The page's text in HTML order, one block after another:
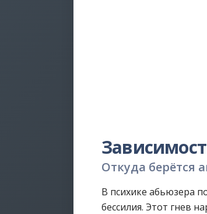
Откуда берётся
В психике абьюзера
бессилия. Этот гнев